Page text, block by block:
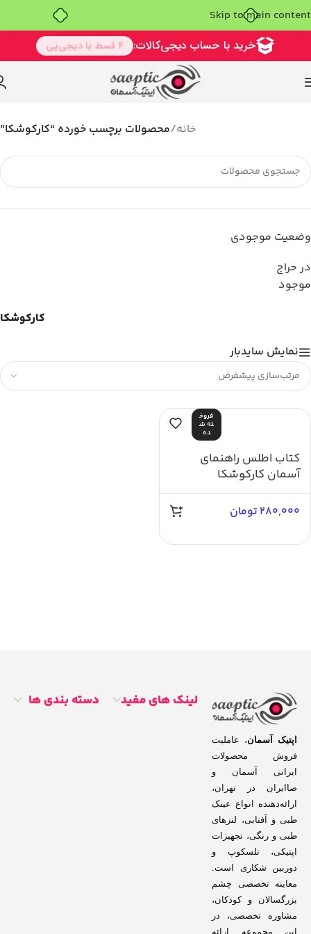
Skip to main content
خانه/محصولات برچسب خورده “کارکوشکا”
وضعیت موجودی
در حراج
موجود
کارکوشکا
نمایش سایدبار
فروخ
ته ش
ده
کتاب اطلس راهنمای
آسمان کارکوشکا
280,000 تومان
اپتیک آسمان، عاملیت
فروش محصولات
ایرانی آسمان و
صاایران در تهران،
ارائه‌دهنده انواع عینک
طبی و آفتابی، لنزهای
طبی و رنگی، تجهیزات
اپتیکی، تلسکوپ و
دوربین شکاری است.
معاینه تخصصی چشم
بزرگسالان و کودکان،
مشاوره تخصصی، در
این مجموعه ارائه
لینک های مفید دسته بندی ها